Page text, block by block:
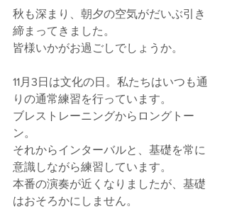
秋も深まり、朝夕の空気がだいぶ引き
締まってきました。
皆様いかがお過ごしでしょうか。
11月3日は文化の日。私たちはいつも通
りの通常練習を行っています。
ブレストレーニングからロングトー
ン。
それからインターバルと、基礎を常に
意識しながら練習しています。
本番の演奏が近くなりましたが、基礎
はおそろかにしません。